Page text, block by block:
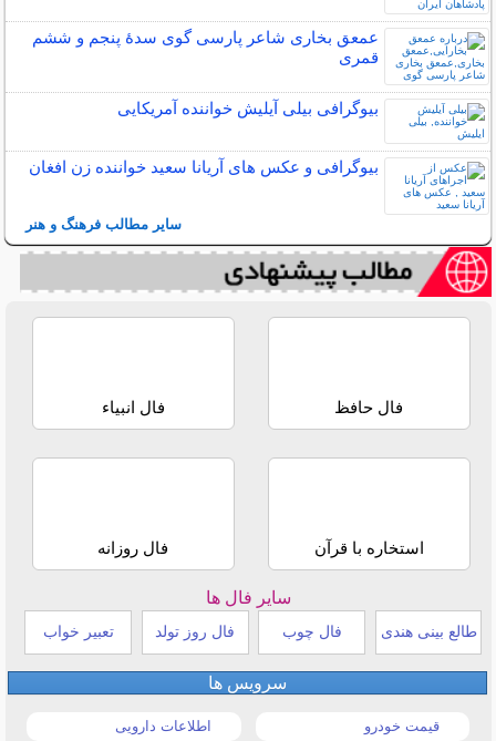
عمعق بخاری شاعر پارسی گوی سدهٔ پنجم و ششم
قمری
بیوگرافی بیلی آیلیش خواننده آمریکایی
بیوگرافی و عکس های آریانا سعید خواننده زن افغان
سایر مطالب فرهنگ و هنر
فال حافظ فال انبیاء
استخاره با قرآن فال روزانه
سایر فال ها
طالع بینی هندی فال چوب فال روز تولد تعبیر خواب
سرویس ها
قیمت خودرو اطلاعات دارویی